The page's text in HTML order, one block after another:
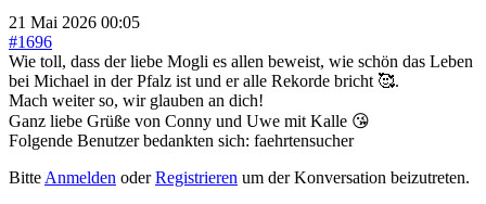
21 Mai 2026 00:05
#1696
Wie toll, dass der liebe Mogli es allen beweist, wie schön das Leben
bei Michael in der Pfalz ist und er alle Rekorde bricht 🥰.
Mach weiter so, wir glauben an dich!
Ganz liebe Grüße von Conny und Uwe mit Kalle 😘
Folgende Benutzer bedankten sich: faehrtensucher
Bitte Anmelden oderRegistrieren um der Konversation beizutreten.